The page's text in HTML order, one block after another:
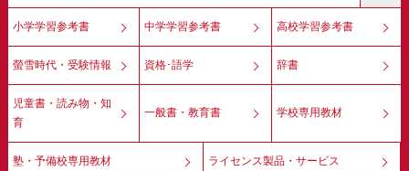
小学学習参考書 中学学習参考書 高校学習参考書
螢雪時代・受験情報 資格･語学 辞書
児童書・読み物・知
育
一般書・教育書 学校専用教材
塾・予備校専用教材 ライセンス製品・サービス